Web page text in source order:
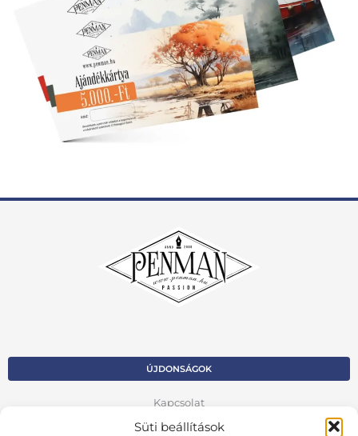
Süti beállítások
ÚJDONSÁGOK
Kapcsolat
Kosár